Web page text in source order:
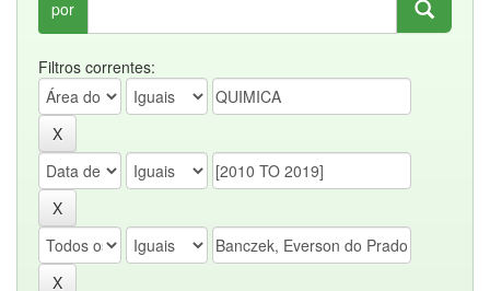
por
Filtros correntes: